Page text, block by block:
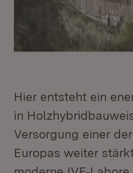
Hier entsteht ein
in
Versorgung einer
Europas weiter